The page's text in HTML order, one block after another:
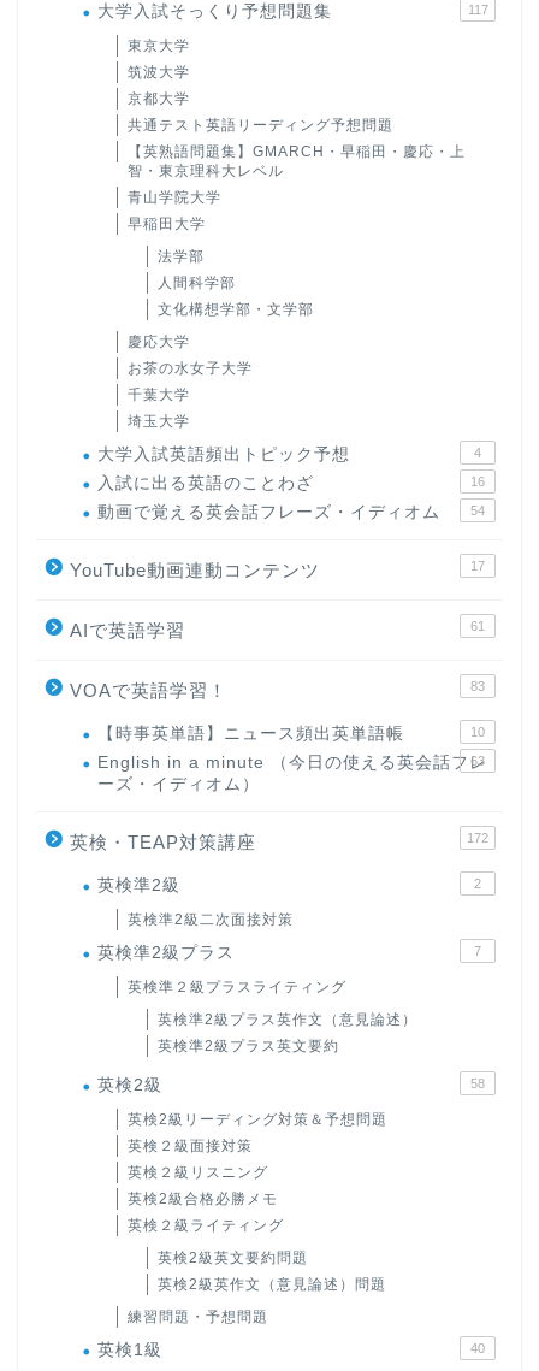
大学入試そっくり予想問題集 117
東京大学
筑波大学
京都大学
共通テスト英語リーディング予想問題
【英熟語問題集】GMARCH・早稲田・慶応・上
智・東京理科大レベル
青山学院大学
早稲田大学
法学部
人間科学部
文化構想学部・文学部
慶応大学
お茶の水女子大学
千葉大学
埼玉大学
大学入試英語頻出トピック予想 4
入試に出る英語のことわざ 16
動画で覚える英会話フレーズ・イディオム 54
YouTube動画連動コンテンツ 17
AIで英語学習 61
VOAで英語学習！ 83
【時事英単語】ニュース頻出英単語帳 10
English in a minute （今日の使える英会話フレ
ーズ・イディオム）
63
英検・TEAP対策講座 172
英検準2級 2
英検準2級二次面接対策
英検準2級プラス 7
英検準２級プラスライティング
英検準2級プラス英作文（意見論述）
英検準2級プラス英文要約
英検2級 58
英検2級リーディング対策＆予想問題
英検２級面接対策
英検２級リスニング
英検2級合格必勝メモ
英検２級ライティング
英検2級英文要約問題
英検2級英作文（意見論述）問題
練習問題・予想問題
英検1級 40